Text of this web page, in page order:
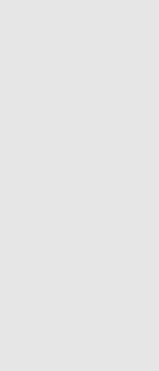
ウソだら
ちの曲、杉田水脈の
倍・菅・森はどんな嘘を
、築地を散歩！